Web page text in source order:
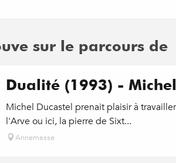
sur le parcours de
Dualité (1993) -
Michel Ducastel prenait plaisir à
l'Arve ou ici, la pierre de Sixt...
Annemasse